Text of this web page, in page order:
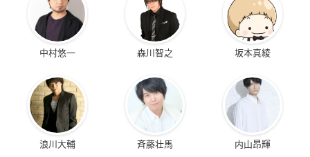
中村悠一 森川智之 坂本真綾
浪川大輔 斉藤壮馬 内山昂輝